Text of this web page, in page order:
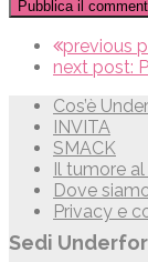
previous
next post:
Cos’è
INVITA
SMACK
Il tumore
Dove
Privacy e
Sedi